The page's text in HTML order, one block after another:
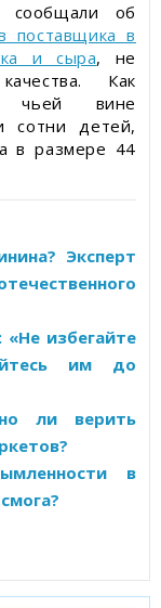
сообщали об
поставщика в
и сыра, не
Как
чьей вине
сотни детей,
в размере 44
Эксперт
избегайте
им до
ли верить
в